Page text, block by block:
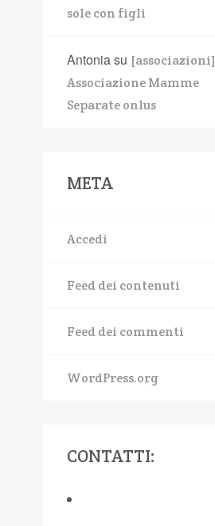
sole con figli
Antoniasu [associazioni]
Associazione Mamme
Separate onlus
META
Accedi
Feed dei contenuti
Feed dei commenti
WordPress.org
CONTATTI: